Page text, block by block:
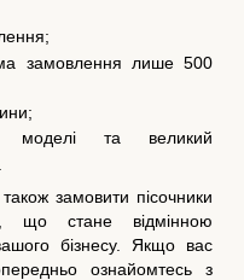
замовлення лише 500
моделі та великий
замовити пісочники
що стане відмінною
бізнесу. Якщо вас
ознайомтесь з